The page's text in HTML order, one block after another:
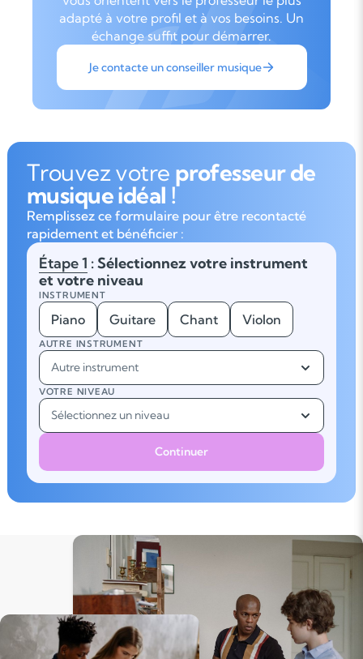
adapté à votre profil et à vos besoins. Un
échange suffit pour démarrer.
Je contacte un conseiller musique
Trouvez votre professeur de
musique idéal !
Remplissez ce formulaire pour être recontacté
rapidement et bénéficier :
Étape 1 : Sélectionnez votre instrument
et votre niveau
INSTRUMENT
Piano Guitare Chant Violon
AUTRE INSTRUMENT
Autre instrument
VOTRE NIVEAU
Sélectionnez un niveau
Continuer